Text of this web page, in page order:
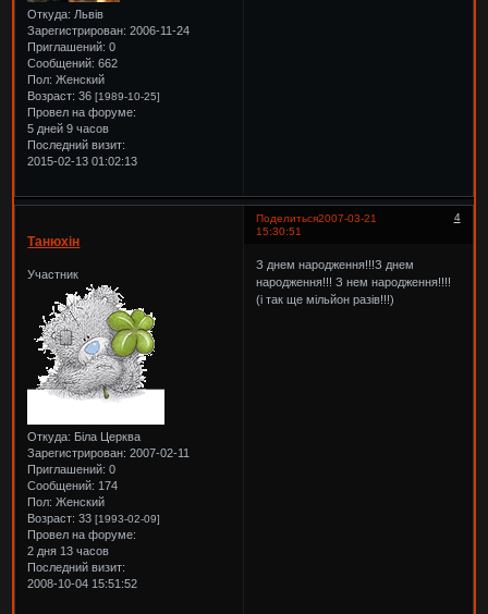
Откуда: Львів
Зарегистрирован: 2006-11-24
Приглашений: 0
Сообщений: 662
Пол: Женский
Возраст: 36[1989-10-25]
Провел на форуме:
5 дней 9 часов
Последний визит:
2015-02-13 01:02:13
Поделиться 4
2007-03-21
15:30:51
Танюхін
Участник
Откуда: Біла Церква
Зарегистрирован: 2007-02-11
Приглашений: 0
Сообщений: 174
Пол: Женский
Возраст: 33[1993-02-09]
Провел на форуме:
2 дня 13 часов
Последний визит:
2008-10-04 15:51:52
З днем народження!!!З днем
народження!!! З нем народження!!!!
(і так ще мільйон разів!!!)